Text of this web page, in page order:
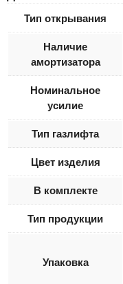
Тип открывания
Наличие
амортизатора
Номинальное
усилие
Тип газлифта
Цвет изделия
В комплекте
Тип продукции
Упаковка